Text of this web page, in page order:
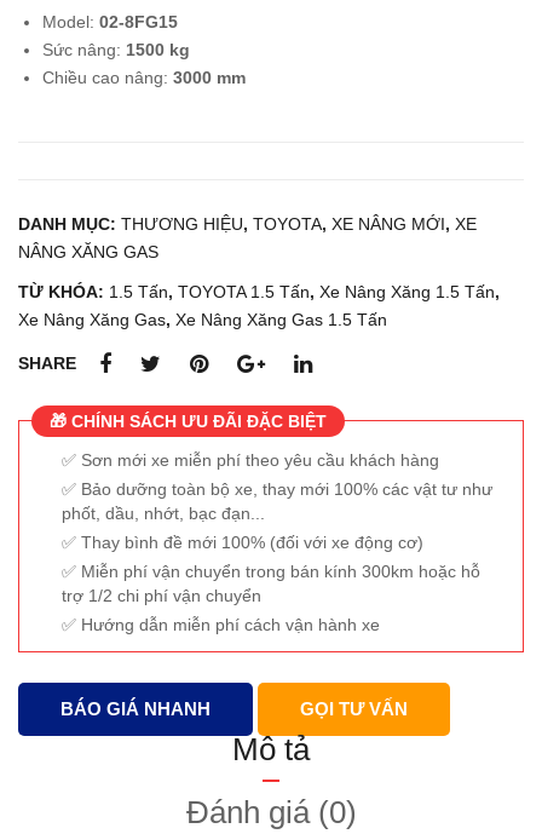
8T1
NE
Model: 02-8FG15
Sức nâng: 1500 kg
Chiều cao nâng: 3000 mm
DANH MỤC: THƯƠNG HIỆU, TOYOTA, XE NÂNG MỚI, XE
NÂNG XĂNG GAS
TỪ KHÓA: 1.5 Tấn, TOYOTA 1.5 Tấn, Xe Nâng Xăng 1.5 Tấn,
Xe Nâng Xăng Gas, Xe Nâng Xăng Gas 1.5 Tấn
SHARE
🎁 CHÍNH SÁCH ƯU ĐÃI ĐẶC BIỆT
Sơn mới xe miễn phí theo yêu cầu khách hàng
Bảo dưỡng toàn bộ xe, thay mới 100% các vật tư như
phốt, dầu, nhớt, bạc đạn...
Thay bình đề mới 100% (đối với xe động cơ)
Miễn phí vận chuyển trong bán kính 300km hoặc hỗ
trợ 1/2 chi phí vận chuyển
Hướng dẫn miễn phí cách vận hành xe
BÁO GIÁ NHANH GỌI TƯ VẤN
Mô tả
Đánh giá (0)